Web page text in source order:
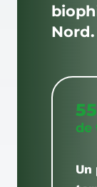
Nord.
de
Un